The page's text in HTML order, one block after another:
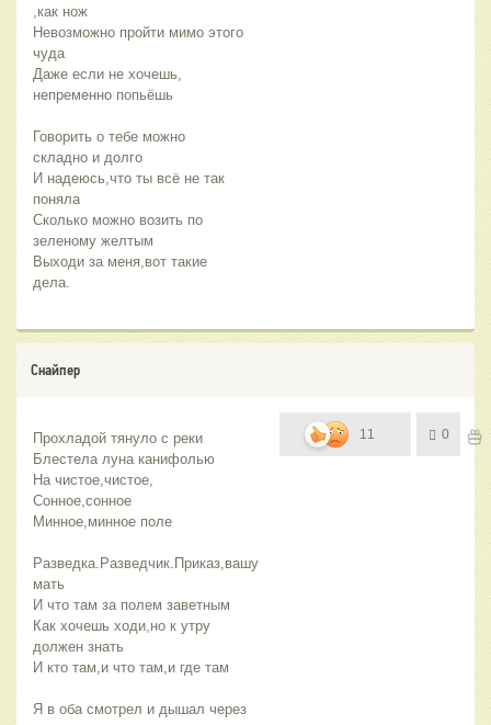
,как нож
Невозможно пройти мимо этого
чуда
Даже если не хочешь,
непременно попьёшь
Говорить о тебе можно
складно и долго
И надеюсь,что ты всё не так
поняла
Сколько можно возить по
зеленому желтым
Выходи за меня,вот такие
дела.
Снайпер
Прохладой тянуло с реки
Блестела луна канифолью
На чистое,чистое,
Сонное,сонное
Минное,минное поле
Разведка.Разведчик.Приказ,вашу
мать
И что там за полем заветным
Как хочешь ходи,но к утру
должен знать
И кто там,и что там,и где там
Я в оба смотрел и дышал через
11 0